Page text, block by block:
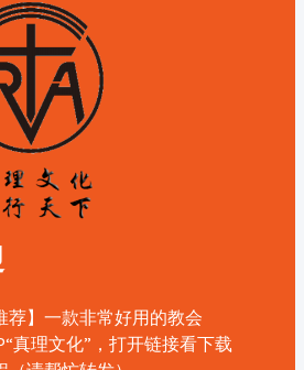
荐】一款非常好用的教会
真理文化”，打开链接看下载